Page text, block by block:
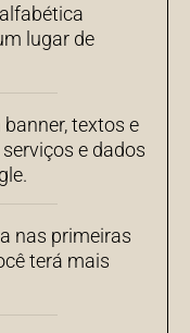
lugar de
textos e
e dados
nas primeiras
terá mais